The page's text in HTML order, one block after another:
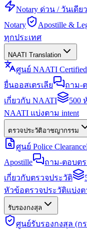
Notary ด่วน / วันเดีย
Notary
Apostille &
ทุกประเทศ
NAATI Translation
ศูนย์ NAATI Certified
ยื่นออสเตรเลีย
ถาม-
เกี่ยวกับ NAATI
500
NAATI แบ่งตาม intent
ตรวจประวัติอาชญากรรม
ศูนย์ Police Clearance
Apostille
ถาม-ตอบต
เกี่ยวกับตรวจประวัติ
หัวข้อตรวจประวัติแบ่งต
รับรองกงสุล
ศูนย์รับรองกงสุล (ก